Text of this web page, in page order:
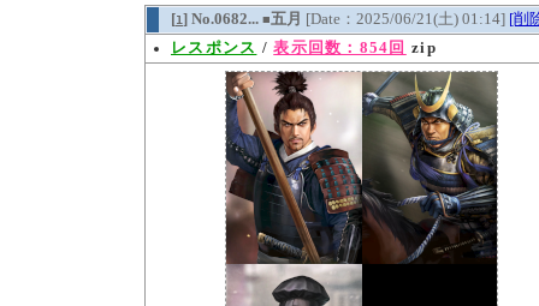
[1] No.0682... ■五月 [Date：2025/06/21(土) 01:14] [削
レスポンス /表示回数：854回 zip